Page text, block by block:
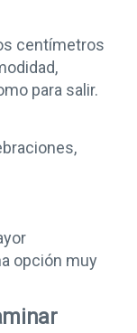
centímetros
para salir.
opción muy